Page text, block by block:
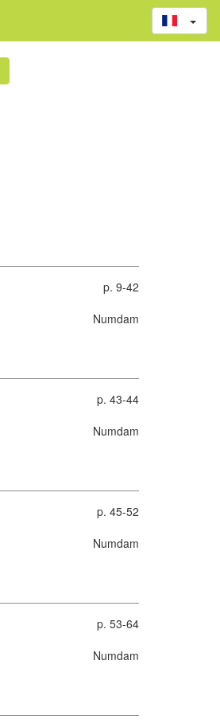
p. 9-42
Numdam
p. 43-44
Numdam
p. 45-52
Numdam
p. 53-64
Numdam